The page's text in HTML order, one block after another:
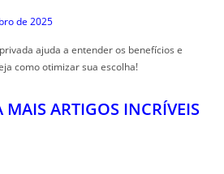
de 2025
ajuda a entender os benefícios e
como otimizar sua escolha!
MAIS ARTIGOS INCRÍVEIS